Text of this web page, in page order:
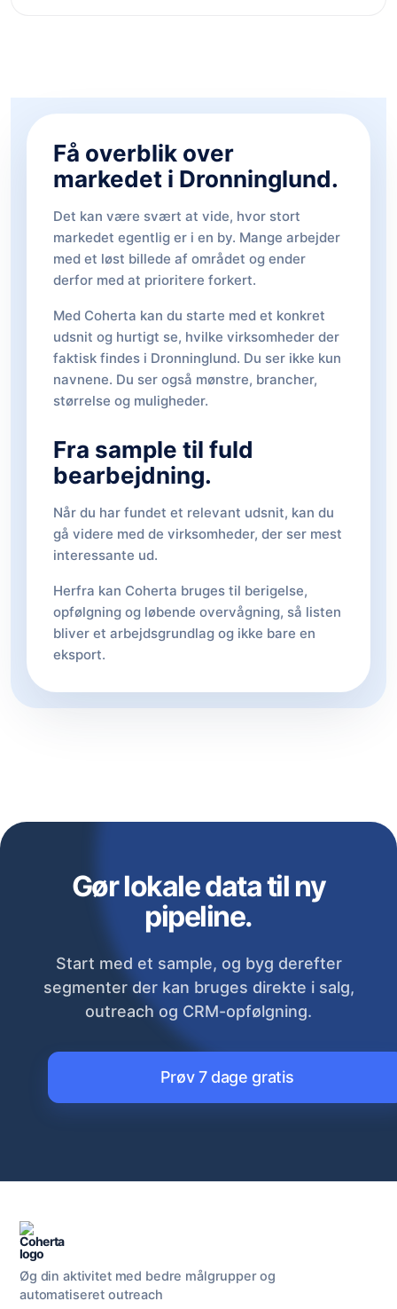
Få overblik over
markedet i Dronninglund.
Det kan være svært at vide, hvor stort
markedet egentlig er i en by. Mange arbejder
med et løst billede af området og ender
derfor med at prioritere forkert.
Med Coherta kan du starte med et konkret
udsnit og hurtigt se, hvilke virksomheder der
faktisk findes i Dronninglund. Du ser ikke kun
navnene. Du ser også mønstre, brancher,
størrelse og muligheder.
Fra sample til fuld
bearbejdning.
Når du har fundet et relevant udsnit, kan du
gå videre med de virksomheder, der ser mest
interessante ud.
Herfra kan Coherta bruges til berigelse,
opfølgning og løbende overvågning, så listen
bliver et arbejdsgrundlag og ikke bare en
eksport.
Gør lokale data til ny
pipeline.
Start med et sample, og byg derefter
segmenter der kan bruges direkte i salg,
outreach og CRM-opfølgning.
Prøv 7 dage gratis
Øg din aktivitet med bedre målgrupper og
automatiseret outreach